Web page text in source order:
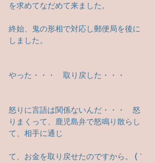
を求めてなだめて来ました。
終始、鬼の形相で対応し郵便局を後に
しました。
やった・・・　取り戻した・・・
怒りに言語は関係ないんだ・・・　怒
りまくって、鹿児島弁で怒鳴り散らし
て、相手に通じ
て、お金を取り戻せたのですから。 (｀